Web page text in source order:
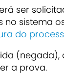
ser
no sistema
do
a prova.